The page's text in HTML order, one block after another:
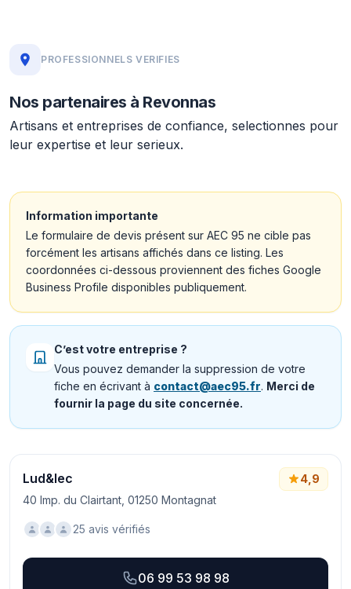
PROFESSIONNELS VERIFIES
Nos partenaires à Revonnas
Artisans et entreprises de confiance, selectionnes pour
leur expertise et leur serieux.
Information importante
Le formulaire de devis présent sur AEC 95 ne cible pas
forcément les artisans affichés dans ce listing. Les
coordonnées ci-dessous proviennent des fiches Google
Business Profile disponibles publiquement.
C’est votre entreprise ?
Vous pouvez demander la suppression de votre
fiche en écrivant à contact@aec95.fr. Merci de
fournir la page du site concernée.
Lud&lec
40 Imp. du Clairtant, 01250 Montagnat
4,9
25 avis vérifiés
06 99 53 98 98